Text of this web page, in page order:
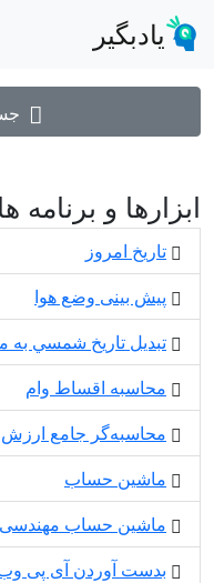
یادبگیر
ابزارها و برنامه
تاریخ امروز
پیش بینی وضع هوا
تبديل تاريخ شمسي به
محاسبه اقساط وام
محاسبه‌گر جامع ارزش
ماشین حساب
ماشین حساب مهندسی
بدست آوردن آی پی